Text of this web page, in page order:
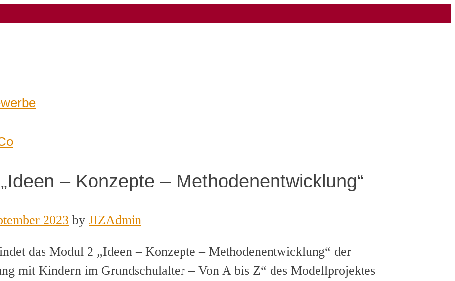
– Konzepte – Methodenentwicklung“
2023 by JIZAdmin
das Modul 2 „Ideen – Konzepte – Methodenentwicklung“ der
mit Kindern im Grundschulalter – Von A bis Z“ des Modellprojektes